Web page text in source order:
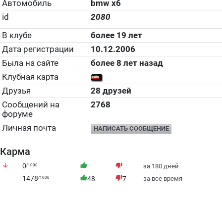
Автомобиль
bmw x6
id
2080
В клубе
более 19 лет
Дата регистрации
10.12.2006
Была на сайте
более 8 лет назад
Клубная карта
Друзья
28 друзей
Сообщений на
форуме
2768
Личная почта НАПИСАТЬ СООБЩЕНИЕ
Карма
arrow_downward 0/1000 thumb_up thumb_down за 180 дней
1478/1000 thumb_up48 thumb_down7 за все время